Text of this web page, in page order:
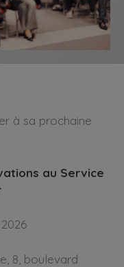
à sa prochaine
au Service
8, boulevard